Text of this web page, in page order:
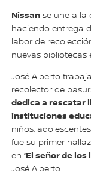
Nissan se une a la
haciendo entrega
labor de
nuevas bibliotecas
José Alberto
recolector de
dedica a rescatar
instituciones
niños,
fue su primer
en‘El señor de
José Alberto.